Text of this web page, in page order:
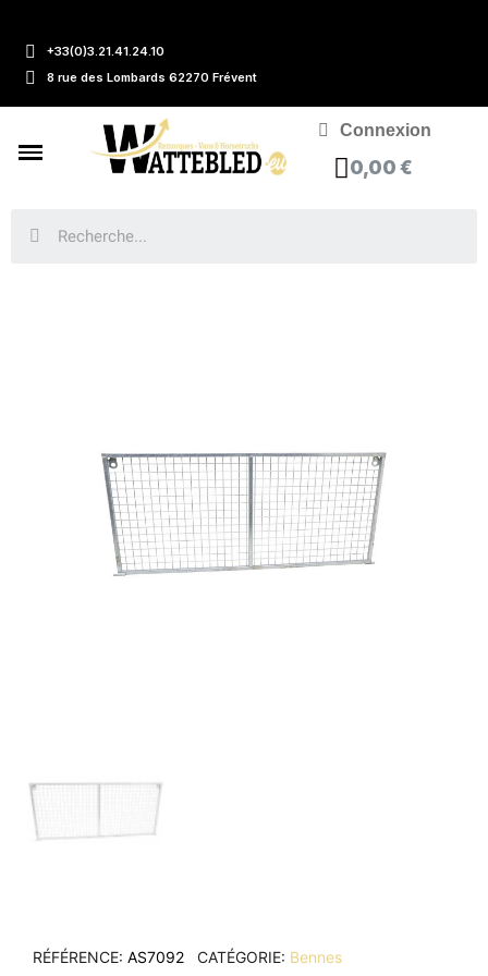
+33(0)3.21.41.24.10
8 rue des Lombards 62270 Frévent
Connexion
0,00 €
RÉFÉRENCE AS7092 CATÉGORIE Bennes